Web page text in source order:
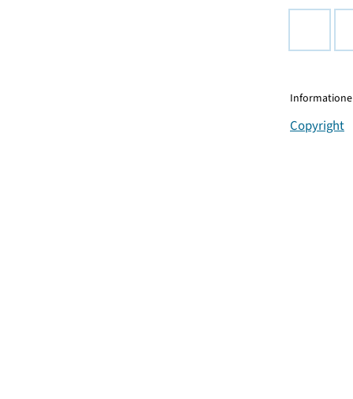
Copyright